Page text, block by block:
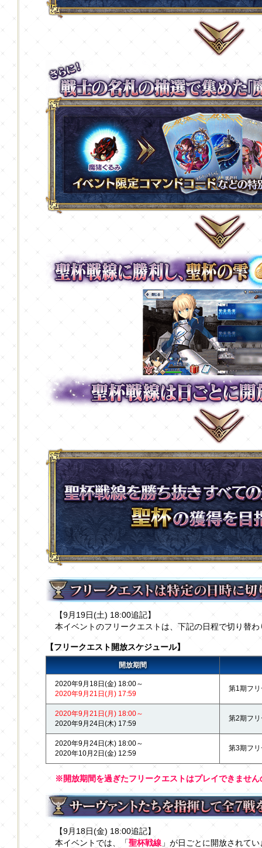
【9月19日(土) 18:00追記】
本イベントのフリークエストは、下記の日程で切り替わ
【フリークエスト開放スケジュール】
開放期間
2020年9月18日(金) 18:00～
2020年9月21日(月) 17:59
第1期フ
2020年9月21日(月) 18:00～
2020年9月24日(木) 17:59
第2期フ
2020年9月24日(木) 18:00～
2020年10月2日(金) 12:59
第3期フ
※開放期間を過ぎたフリークエストはプレイできませ
【9月18日(金) 18:00追記】
本イベントでは、「聖杯戦線 」が日ごとに開放されて